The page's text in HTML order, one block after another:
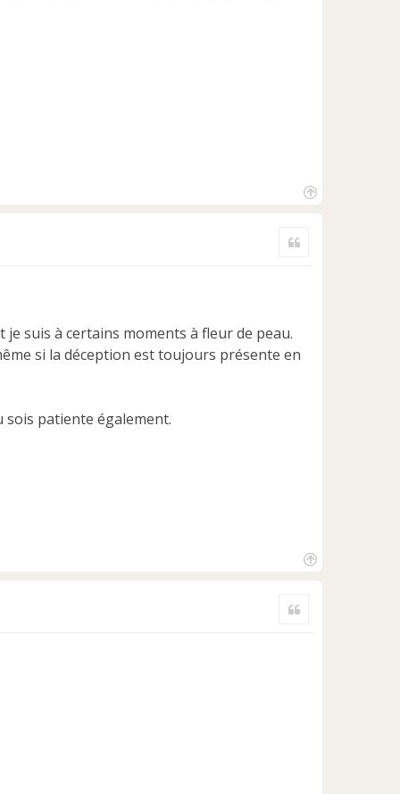
suis à certains moments à fleur de peau.
si la déception est toujours présente en
patiente également.